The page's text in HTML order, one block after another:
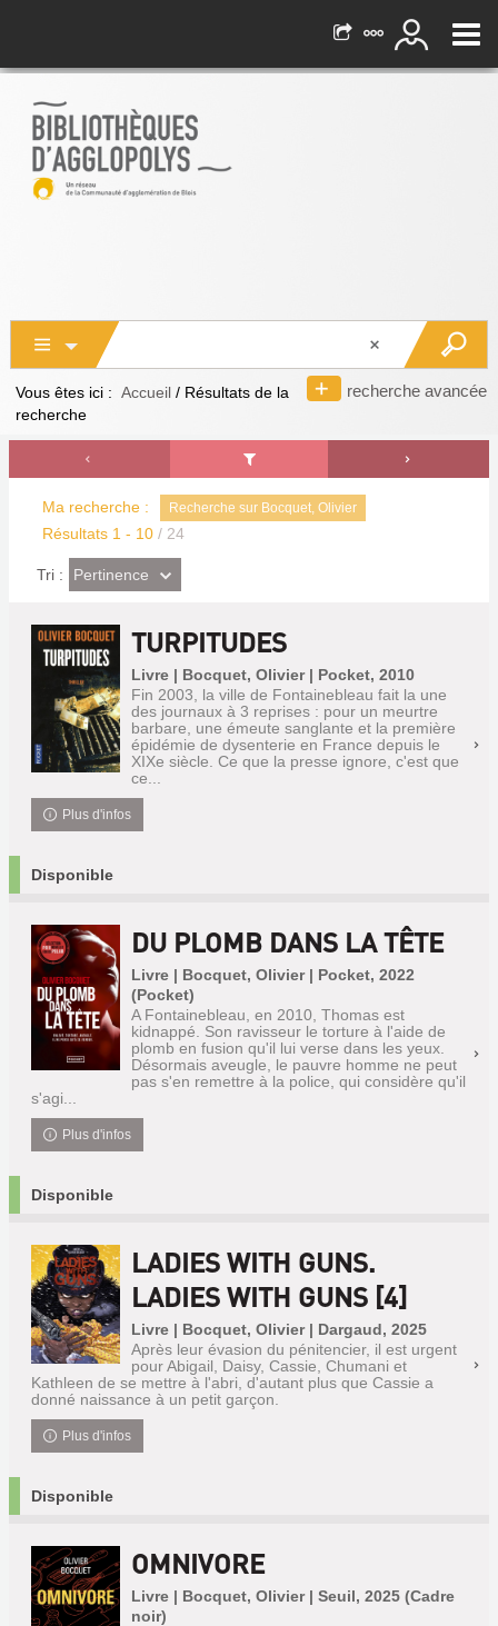
recherche avancée
Vous êtes ici : Accueil / Résultats de la
recherche
Ma recherche : Recherche sur Bocquet, Olivier
Résultats 1 - 10 / 24
Tri : (Effet
imédiat)
Pertinence
TURPITUDES
Livre | Bocquet, Olivier | Pocket, 2010
Fin 2003, la ville de Fontainebleau fait la une
des journaux à 3 reprises : pour un meurtre
barbare, une émeute sanglante et la première
épidémie de dysenterie en France depuis le
XIXe siècle. Ce que la presse ignore, c'est que
ce...
Plus d'infos
Disponible
DU PLOMB DANS LA TÊTE
Livre | Bocquet, Olivier | Pocket, 2022
(Pocket)
A Fontainebleau, en 2010, Thomas est
kidnappé. Son ravisseur le torture à l'aide de
plomb en fusion qu'il lui verse dans les yeux.
Désormais aveugle, le pauvre homme ne peut
pas s'en remettre à la police, qui considère qu'il
s'agi...
Plus d'infos
Disponible
LADIES WITH GUNS.
LADIES WITH GUNS [4]
Livre | Bocquet, Olivier | Dargaud, 2025
Après leur évasion du pénitencier, il est urgent
pour Abigail, Daisy, Cassie, Chumani et
Kathleen de se mettre à l'abri, d'autant plus que Cassie a
donné naissance à un petit garçon.
Plus d'infos
Disponible
OMNIVORE
Livre | Bocquet, Olivier | Seuil, 2025 (Cadre
noir)